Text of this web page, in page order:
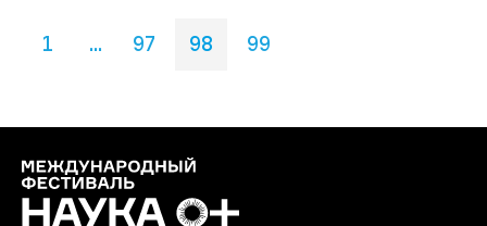
1 ... 97 98 99